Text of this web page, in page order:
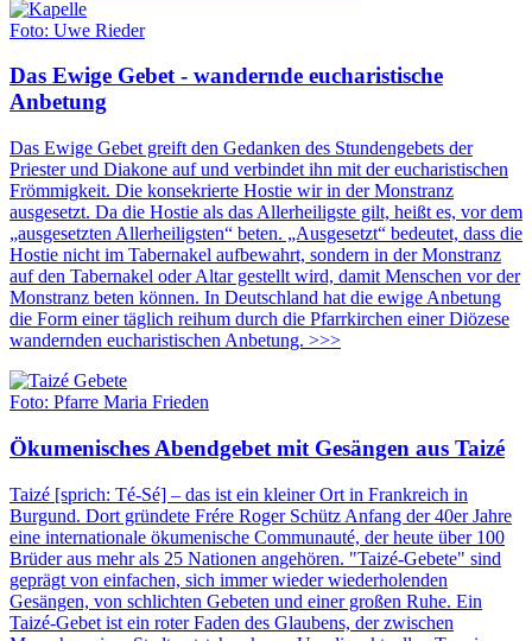
Foto: Uwe Rieder
Das Ewige Gebet - wandernde eucharistische
Anbetung
Das Ewige Gebet greift den Gedanken des Stundengebets der
Priester und Diakone auf und verbindet ihn mit der eucharistischen
Frömmigkeit. Die konsekrierte Hostie wir in der Monstranz
ausgesetzt. Da die Hostie als das Allerheiligste gilt, heißt es, vor dem
„ausgesetzten Allerheiligsten“ beten. „Ausgesetzt“ bedeutet, dass die
Hostie nicht im Tabernakel aufbewahrt, sondern in der Monstranz
auf den Tabernakel oder Altar gestellt wird, damit Menschen vor der
Monstranz beten können. In Deutschland hat die ewige Anbetung
die Form einer täglich reihum durch die Pfarrkirchen einer Diözese
wandernden eucharistischen Anbetung. >>>
Foto: Pfarre Maria Frieden
Ökumenisches Abendgebet mit Gesängen aus Taizé
Taizé [sprich: Té-Sé] – das ist ein kleiner Ort in Frankreich in
Burgund. Dort gründete Frére Roger Schütz Anfang der 40er Jahre
eine internationale ökumenische Communauté, der heute über 100
Brüder aus mehr als 25 Nationen angehören. "Taizé-Gebete" sind
geprägt von einfachen, sich immer wieder wiederholenden
Gesängen, von schlichten Gebeten und einer großen Ruhe. Ein
Taizé-Gebet ist ein roter Faden des Glaubens, der zwischen